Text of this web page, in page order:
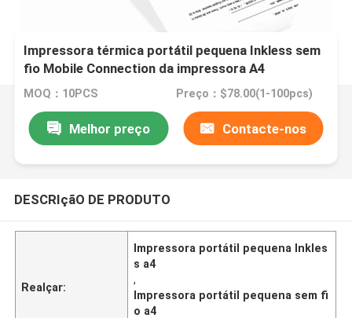
Impressora térmica portátil pequena Inkless sem
fio Mobile Connection da impressora A4
MOQ：10PCS Preço：$78.00(1-100pcs)
Melhor preço Contacte-nos
DESCRIçãO DE PRODUTO
Realçar:
Impressora portátil pequena Inkles
s a4
,
Impressora portátil pequena sem fi
o a4